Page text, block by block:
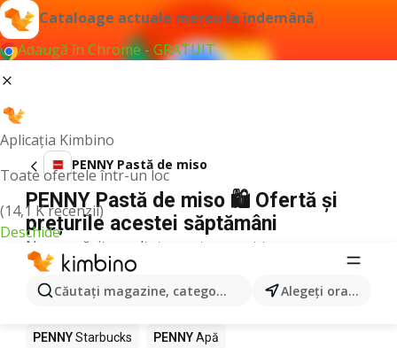
Cataloage actuale mereu la îndemână
Adaugă în Chrome - GRATUIT
Aplicația Kimbino
Toate ofertele într-un loc
(14,1 K recenzii)
Deschide
Căutaţi magazine, categorii, produse... Alegeţi oraşul
PENNY Pastă de miso
PENNY Pastă de miso 🛍️ Ofertă și
prețurile acestei săptămâni
Nu am găsit rezultate pentru acest termen.
Alte produse în magazine PENNY
PENNY Pizza PENNY Mango LEGO
PENNYStarbucks PENNYApă